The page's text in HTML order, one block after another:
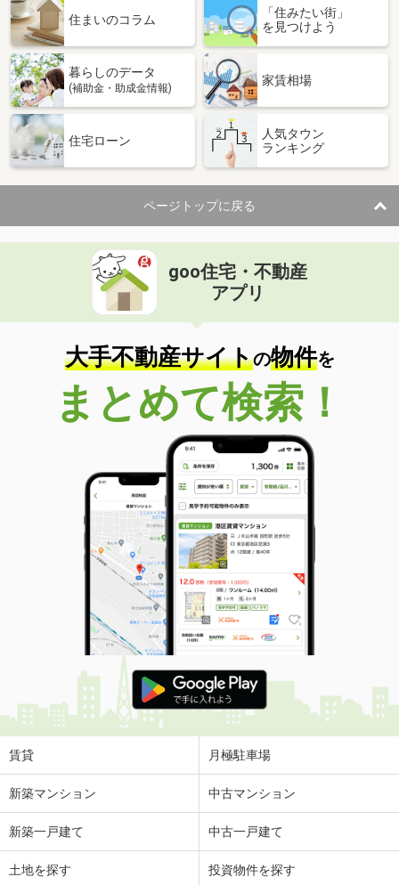
住まいのコラム
「住みたい街」
を見つけよう
暮らしのデータ
(補助金・助成金情報)
家賃相場
住宅ローン
人気タウン
ランキング
ページトップに戻る
goo住宅・不動産
アプリ
大手不動産サイトの物件を
まとめて検索！
賃貸 月極駐車場
新築マンション 中古マンション
新築一戸建て 中古一戸建て
土地を探す 投資物件を探す